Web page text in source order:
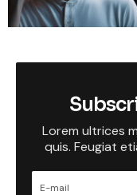
Lorem ultrices
quis. Feugiat